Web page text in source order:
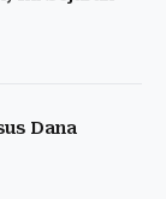
Dana